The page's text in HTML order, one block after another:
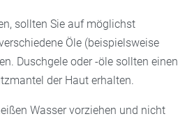
sollten Sie auf möglichst
Öle (beispielsweise
Duschgele oder -öle sollten einen
der Haut erhalten.
Wasser vorziehen und nicht